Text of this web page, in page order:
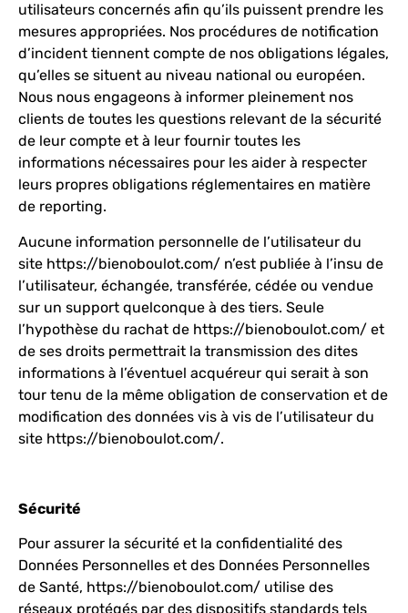
utilisateurs concernés afin qu’ils puissent prendre les
mesures appropriées. Nos procédures de notification
d’incident tiennent compte de nos obligations légales,
qu’elles se situent au niveau national ou européen.
Nous nous engageons à informer pleinement nos
clients de toutes les questions relevant de la sécurité
de leur compte et à leur fournir toutes les
informations nécessaires pour les aider à respecter
leurs propres obligations réglementaires en matière
de reporting.
Aucune information personnelle de l’utilisateur du
site https://bienoboulot.com/ n’est publiée à l’insu de
l’utilisateur, échangée, transférée, cédée ou vendue
sur un support quelconque à des tiers. Seule
l’hypothèse du rachat de https://bienoboulot.com/ et
de ses droits permettrait la transmission des dites
informations à l’éventuel acquéreur qui serait à son
tour tenu de la même obligation de conservation et de
modification des données vis à vis de l’utilisateur du
site https://bienoboulot.com/.
Sécurité
Pour assurer la sécurité et la confidentialité des
Données Personnelles et des Données Personnelles
de Santé, https://bienoboulot.com/ utilise des
réseaux protégés par des dispositifs standards tels